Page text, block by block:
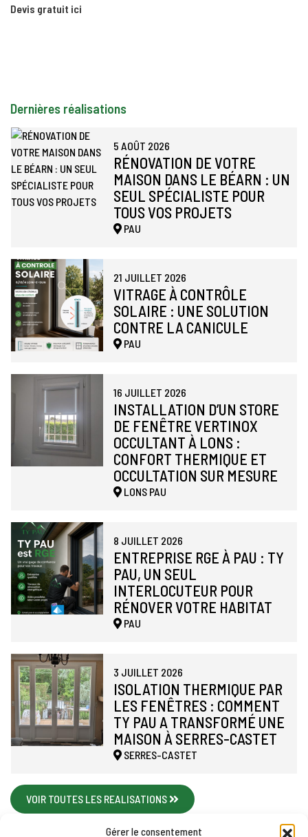
Gérer le consentement
Devis gratuit ici
Dernières réalisations
5 AOÛT 2026
RÉNOVATION DE VOTRE
MAISON DANS LE BÉARN : UN
SEUL SPÉCIALISTE POUR
TOUS VOS PROJETS
PAU
21 JUILLET 2026
VITRAGE À CONTRÔLE
SOLAIRE : UNE SOLUTION
CONTRE LA CANICULE
PAU
16 JUILLET 2026
INSTALLATION D’UN STORE
DE FENÊTRE VERTINOX
OCCULTANT À LONS :
CONFORT THERMIQUE ET
OCCULTATION SUR MESURE
LONS PAU
8 JUILLET 2026
ENTREPRISE RGE À PAU : TY
PAU, UN SEUL
INTERLOCUTEUR POUR
RÉNOVER VOTRE HABITAT
PAU
3 JUILLET 2026
ISOLATION THERMIQUE PAR
LES FENÊTRES : COMMENT
TY PAU A TRANSFORMÉ UNE
MAISON À SERRES-CASTET
SERRES-CASTET
VOIR TOUTES LES REALISATIONS